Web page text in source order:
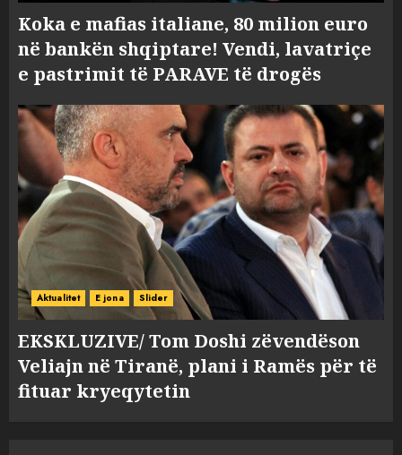
Koka e mafias italiane, 80 milion euro
në bankën shqiptare! Vendi, lavatriçe
e pastrimit të PARAVE të drogës
Aktualitet E jona Slider
EKSKLUZIVE/ Tom Doshi zëvendëson
Veliajn në Tiranë, plani i Ramës për të
fituar kryeqytetin